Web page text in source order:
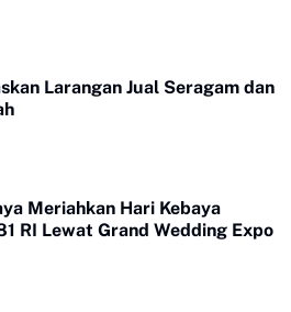
Larangan Jual Seragam dan
Meriahkan Hari Kebaya
RI Lewat Grand Wedding Expo